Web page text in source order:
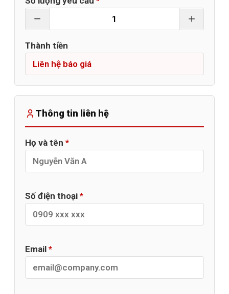
Thành tiền
Thông tin liên hệ
Họ và tên *
Số điện thoại *
Email *